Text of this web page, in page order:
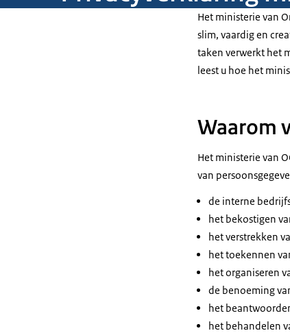
Het ministerie van
slim, vaardig en
taken verwerkt het
leest u hoe het
Waarom
Het ministerie van
van
de interne
het bekostigen
het verstrekken
het toekennen
het organiseren
de benoeming
het
het behandelen